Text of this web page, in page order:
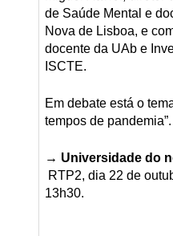
de Saúde Mental e
Nova de Lisboa, e
docente da UAb e
ISCTE.
Em debate está o
tempos de pandemia”.
→ Universidade do
RTP2, dia 22 de
13h30.